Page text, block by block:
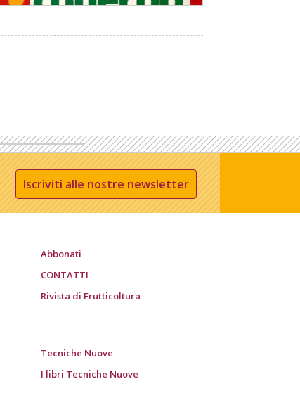
Iscriviti alle nostre newsletter
Abbonati
CONTATTI
Rivista di Frutticoltura
Tecniche Nuove
I libri Tecniche Nuove